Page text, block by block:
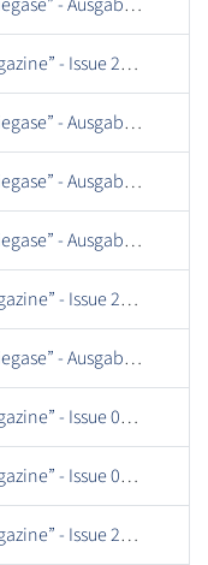
Gases for Life „The industrial gases magazine” - Issue 25, October 2018.pdf
Gases for Life „Das Magazin für Industriegase” - Ausgabe 03, September 2011.pdf
Gases for Life „Das Magazin für Industriegase” - Ausgabe 22, August 2017.pdf
Gases for Life „Das Magazin für Industriegase” - Ausgabe 20, Dezember 2016.pdf
Gases for Life „The industrial gases magazine” - Issue 27, May 2019.pdf
Gases for Life „Das Magazin für Industriegase” - Ausgabe 09, Juni 2013.pdf
Gases for Life „The industrial gases magazine” - Issue 09, June 2013 .pdf
Gases for Life „The industrial gases magazine” - Issue 02, July 2011 .pdf
Gases for Life „The industrial gases magazine” - Issue 24, May 2018.pdf